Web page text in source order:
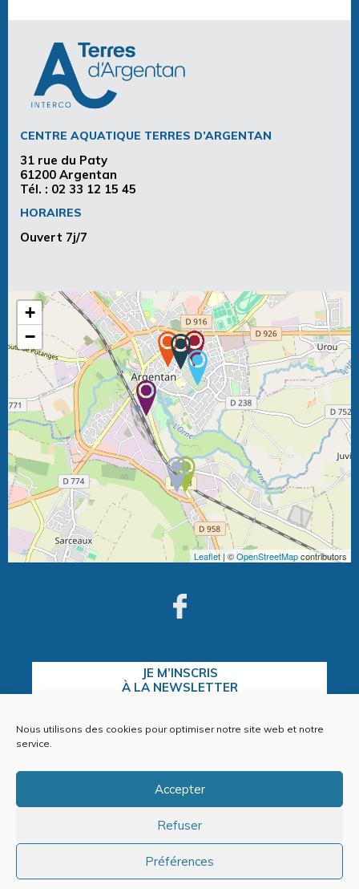
Nous utilisons des cookies pour optimiser notre site web et notre
service.
Accepter
Refuser
Préférences
CENTRE AQUATIQUE TERRES D’ARGENTAN
31 rue du Paty
61200 Argentan
Tél. : 02 33 12 15 45
HORAIRES
Ouvert 7j/7
+
−
Leaflet| ©OpenStreetMapcontributors
JE M’INSCRIS
À LA NEWSLETTER
Politique de cookies (EU)